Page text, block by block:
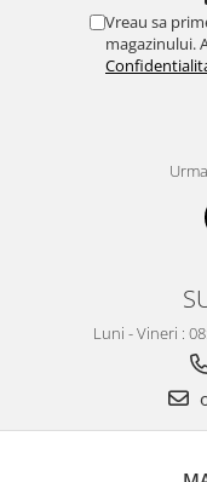
Vreau sa
magazinului.
Luni - Vineri :